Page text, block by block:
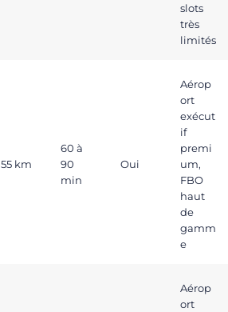
slots
très
limités
55 km
60 à
90
min
Oui
Aérop
ort
exécut
if
premi
um,
FBO
haut
de
gamm
e
Aérop
ort